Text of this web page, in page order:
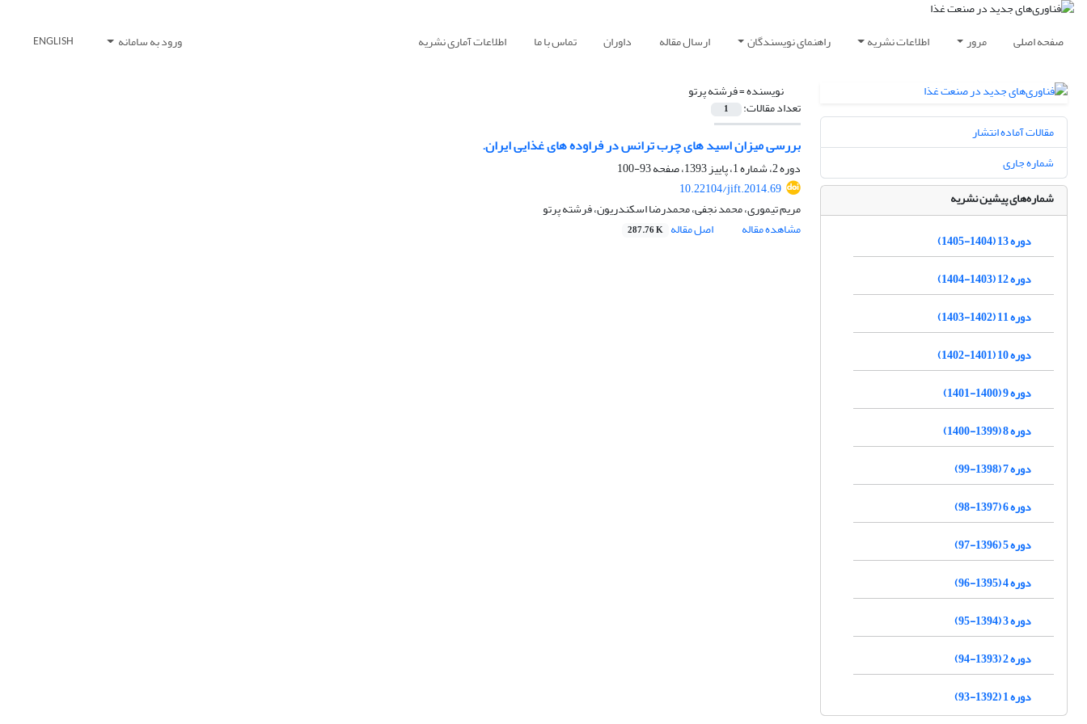
صفحه اصلی مرور اطلاعات نشریه راهنمای نویسندگان ارسال مقاله داوران تماس با ما اطلاعات آماری نشریه ورود به سامانه ENGLISH
نویسنده =فرشته پرتو
تعداد مقالات: 1
بررسی میزان اسید های چرب ترانس در فراوده های غذایی ایران.
دوره 2، شماره 1، پاییز 1393، صفحه
93-100
10.22104/jift.2014.69
مریم تیموری، محمد نجفی، محمدرضا اسکندریون، فرشته پرتو
مشاهده مقاله
اصل مقاله 287.76 K
مقالات آماده انتشار
شماره جاری
شماره‌های پیشین نشریه
دوره 13 (1404-1405)
دوره 12 (1403-1404)
دوره 11 (1402-1403)
دوره 10 (1401-1402)
دوره 9 (1400-1401)
دوره 8 (1399-1400)
دوره 7 (1398-99)
دوره 6 (1397-98)
دوره 5 (1396-97)
دوره 4 (1395-96)
دوره 3 (1394-95)
دوره 2 (1393-94)
دوره 1 (1392-93)